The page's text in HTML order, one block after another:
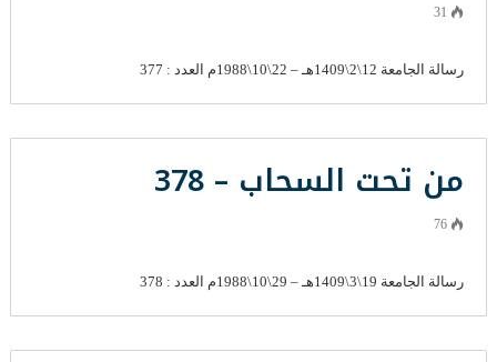
31
رسالة الجامعة 12\2\1409هـ – 22\10\1988م العدد : 377
من تحت السحاب – 378
76
رسالة الجامعة 19\3\1409هـ – 29\10\1988م العدد : 378